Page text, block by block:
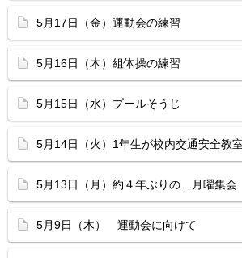
5月17日（金）運動会の練習
5月16日（木）組体操の練習
5月15日（水）プールそうじ
5月14日（火）1年生が校内交通安全教
5月13日（月）約４年ぶりの…月曜集会
5月9日（木） 運動会に向けて